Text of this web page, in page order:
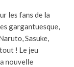
les fans de la
gargantuesque,
Sasuke,
! Le jeu
nouvelle